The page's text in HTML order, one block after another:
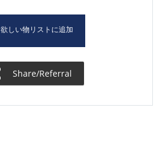
欲しい物リストに追加
Share/Referral